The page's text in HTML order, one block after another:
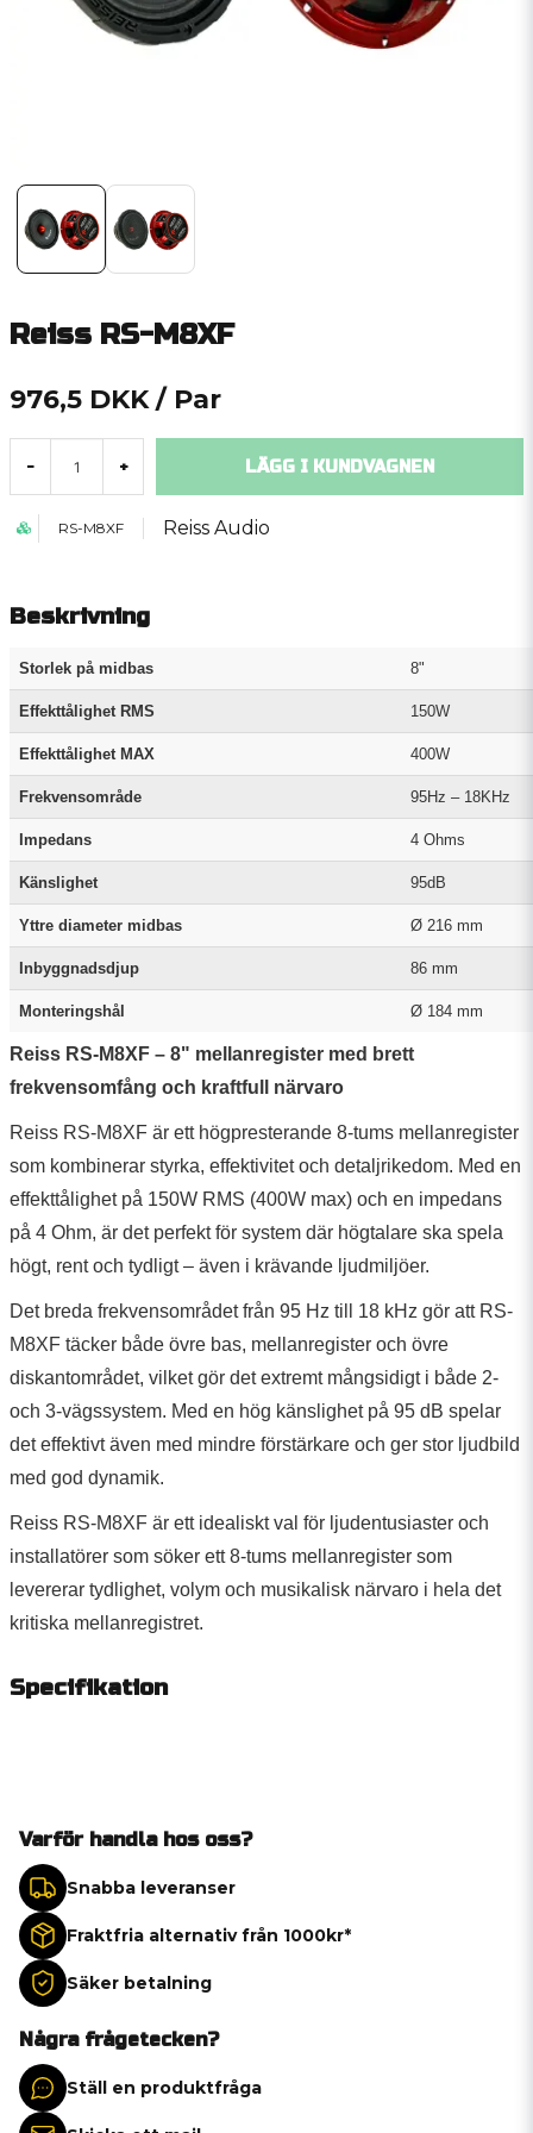
Reiss RS-M8XF
976,5 DKK / Par
- + LÄGG I KUNDVAGNEN
RS-M8XF Reiss Audio
Beskrivning
Storlek på midbas 8"
Effekttålighet RMS 150W
Effekttålighet MAX 400W
Frekvensområde 95Hz – 18KHz
Impedans 4 Ohms
Känslighet 95dB
Yttre diameter midbas Ø 216 mm
Inbyggnadsdjup 86 mm
Monteringshål Ø 184 mm
Reiss RS-M8XF – 8" mellanregister med brett
frekvensomfång och kraftfull närvaro
Reiss RS-M8XF är ett högpresterande 8-tums mellanregister
som kombinerar styrka, effektivitet och detaljrikedom. Med en
effekttålighet på 150W RMS (400W max) och en impedans
på 4 Ohm, är det perfekt för system där högtalare ska spela
högt, rent och tydligt – även i krävande ljudmiljöer.
Det breda frekvensområdet från 95 Hz till 18 kHz gör att RS-
M8XF täcker både övre bas, mellanregister och övre
diskantområdet, vilket gör det extremt mångsidigt i både 2-
och 3-vägssystem. Med en hög känslighet på 95 dB spelar
det effektivt även med mindre förstärkare och ger stor ljudbild
med god dynamik.
Reiss RS-M8XF är ett idealiskt val för ljudentusiaster och
installatörer som söker ett 8-tums mellanregister som
levererar tydlighet, volym och musikalisk närvaro i hela det
kritiska mellanregistret.
Specifikation
Varför handla hos oss?
Snabba leveranser
Fraktfria alternativ från 1000kr*
Säker betalning
Några frågetecken?
Ställ en produktfråga